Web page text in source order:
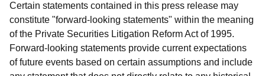
Certain statements contained in this press release may
constitute "forward-looking statements" within the meaning
of the Private Securities Litigation Reform Act of 1995.
Forward-looking statements provide current expectations
of future events based on certain assumptions and include